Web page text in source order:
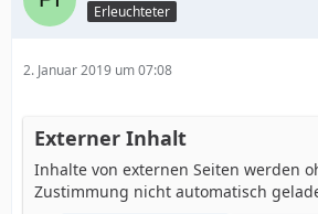
Erleuchteter
2. Januar 2019 um 07:08
Externer Inhalt
Inhalte von externen Seiten werden
Zustimmung nicht automatisch